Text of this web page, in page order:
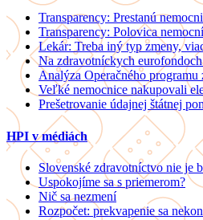
Transparency: Prestanú
Transparency: Polovica
Lekár: Treba iný typ zmeny,
Na zdravotníckych
Analýza Operačného
Veľké nemocnice nakupovali
Prešetrovanie údajnej štátnej
HPI v médiách
Slovenské zdravotníctvo nie je
Uspokojíme sa s priemerom?
Nič sa nezmení
Rozpočet: prekvapenie sa